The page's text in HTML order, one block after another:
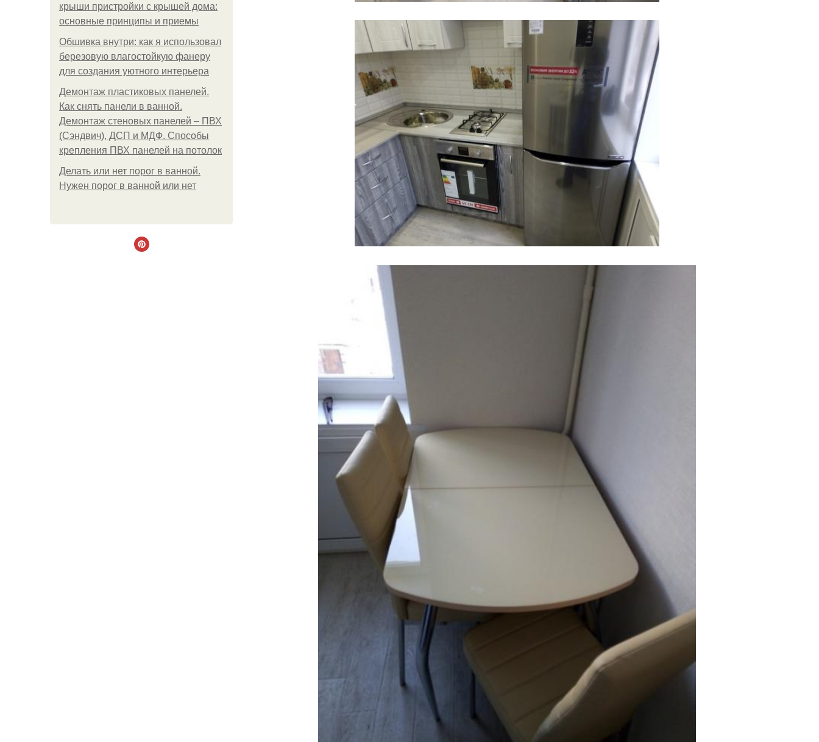
крыши пристройки с крышей дома:
основные принципы и приемы
Обшивка внутри: как я использовал
березовую влагостойкую фанеру
для создания уютного интерьера
Демонтаж пластиковых панелей.
Как снять панели в ванной.
Демонтаж стеновых панелей – ПВХ
(Сэндвич), ДСП и МДФ. Способы
крепления ПВХ панелей на потолок
Делать или нет порог в ванной.
Нужен порог в ванной или нет